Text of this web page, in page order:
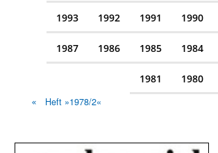
1993 1992 1991 1990
1987 1986 1985 1984
1981 1980
Heft »1978/2«